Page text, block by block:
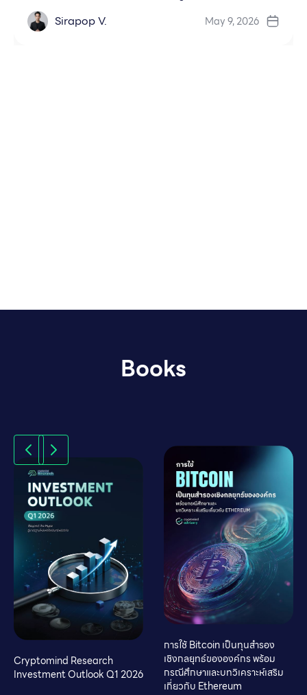
Sirapop V. May 9, 2026
Books
Cryptomind Research
Investment Outlook Q1 2026
การใช้ Bitcoin เป็นทุนสำรอง
เชิงกลยุทธ์ขององค์กร พร้อม
กรณีศึกษาและบทวิเคราะห์เสริม
เกี่ยวกับ Ethereum